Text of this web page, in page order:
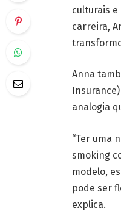
culturais
carreira,
Anna
analogia
“Ter uma
smoking
modelo,
pode ser
explica.